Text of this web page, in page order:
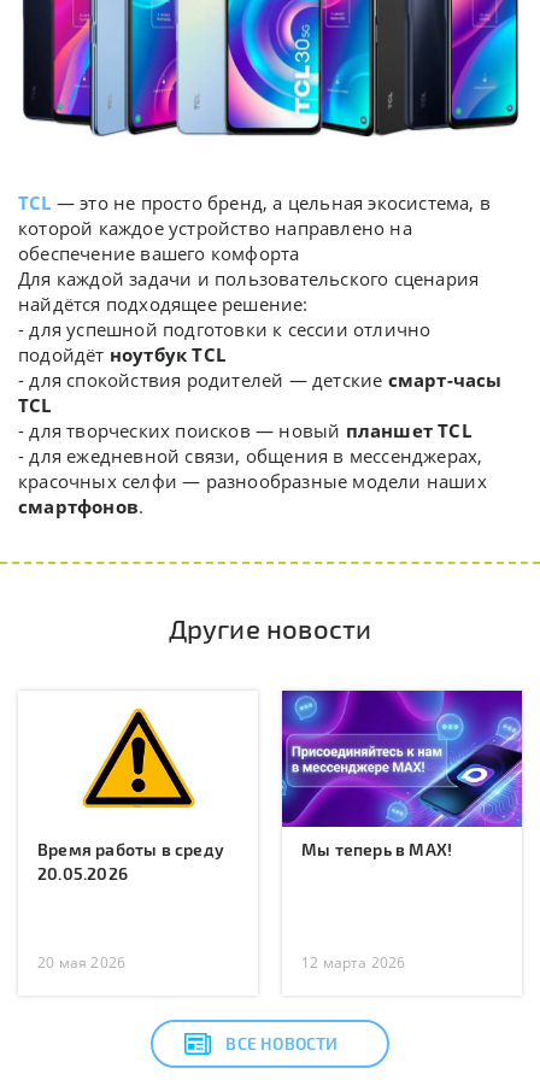
TCL — это не просто бренд, а цельная экосистема, в
которой каждое устройство направлено на
обеспечение вашего комфорта
Для каждой задачи и пользовательского сценария
найдётся подходящее решение:
- для успешной подготовки к сессии отлично
подойдёт ноутбук TCL
- для спокойствия родителей — детские смарт-часы
TCL
- для творческих поисков — новый планшет TCL
- для ежедневной связи, общения в мессенджерах,
красочных селфи — разнообразные модели наших
смартфонов.
Другие новости
Время работы в среду
20.05.2026
20 мая 2026
Мы теперь в MAX!
12 марта 2026
ВСЕ НОВОСТИ